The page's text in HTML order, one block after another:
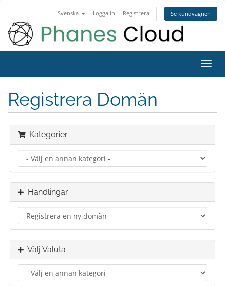
Svenska Logga in Registrera Se kundvagnen
Registrera Domän
Kategorier
Handlingar
Välj Valuta